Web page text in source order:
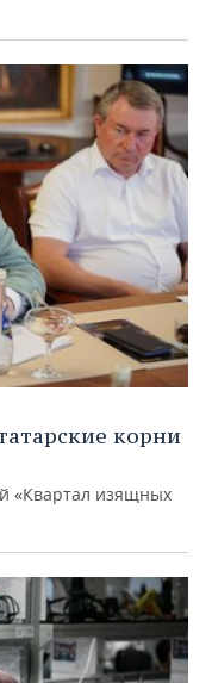
корни
«Квартал изящных